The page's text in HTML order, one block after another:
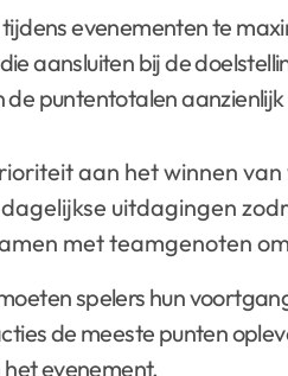
evenementen te
aansluiten bij de
de puntentotalen
aan het winnen
uitdagingen
met teamgenoten
spelers hun
de meeste punten
evenement.